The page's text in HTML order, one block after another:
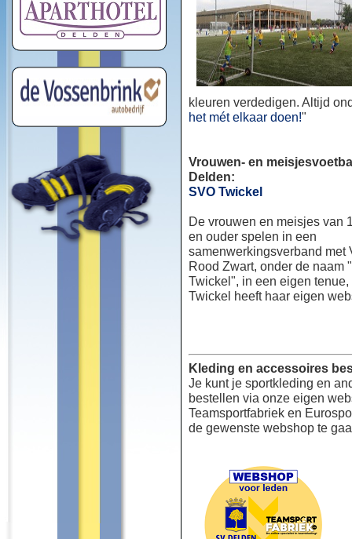
kleuren verdedigen. Altijd
het mét elkaar doen!"
Vrouwen- en
Delden:
SVO Twickel
De vrouwen en meisjes van
en ouder spelen in een
samenwerkingsverband met
Rood Zwart, onder de naam
Twickel", in een eigen
Twickel heeft haar eigen
Kleding en accessoires
Je kunt je sportkleding en
bestellen via onze eigen
Teamsportfabriek en
de gewenste webshop te